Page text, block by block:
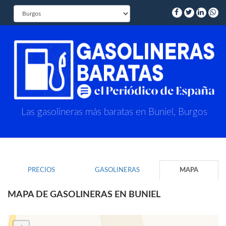
Las gasolineras más baratas en Buniel, Burgos
PRECIOS GASOLINERAS MAPA
MAPA DE GASOLINERAS EN BUNIEL